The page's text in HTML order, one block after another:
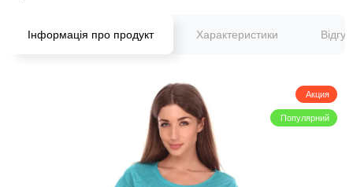
Інформація про продукт Характеристики
Акция
Популярний